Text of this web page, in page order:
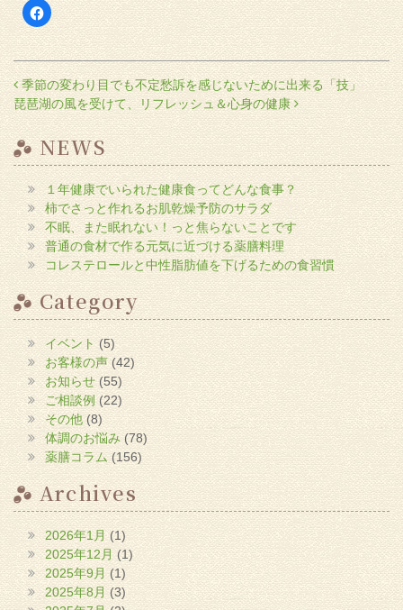
Facebook
で
共
有
す
る
に
は
ク
リ
ッ
ク
し
て
く
だ
さ
い
(新
し
い
ウ
ィ
ン
ド
ウ
で
開
き
ま
す)
投稿ナビゲーション
季節の変わり目でも不定愁訴を感じないために出来る「技」
琵琶湖の風を受けて、リフレッシュ＆心身の健康
NEWS
１年健康でいられた健康食ってどんな食事？
柿でさっと作れるお肌乾燥予防のサラダ
不眠、また眠れない！っと焦らないことです
普通の食材で作る元気に近づける薬膳料理
コレステロールと中性脂肪値を下げるための食習慣
Category
イベント(5)
お客様の声 (42)
お知らせ(55)
ご相談例(22)
その他 (8)
体調のお悩み (78)
薬膳コラム (156)
Archives
2026年1月(1)
2025年12月 (1)
2025年9月 (1)
2025年8月 (3)